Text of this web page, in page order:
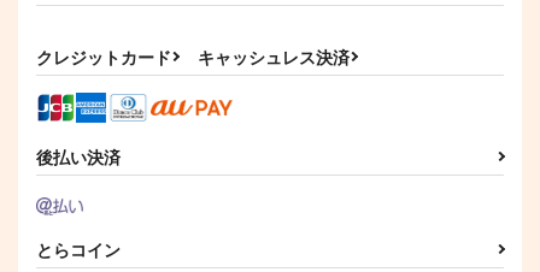
クレジットカード キャッシュレス決済
後払い決済
とらコイン